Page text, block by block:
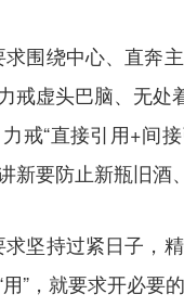
求围绕中心、直奔
戒虚头巴脑、无
戒“直接引用+间
要防止新瓶旧酒
求坚持过紧日子
”，就要求开必